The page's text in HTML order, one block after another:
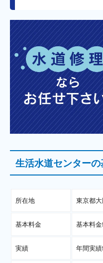
生活水道センター
所在地 東京都
基本料金 基本料
実績 年間実